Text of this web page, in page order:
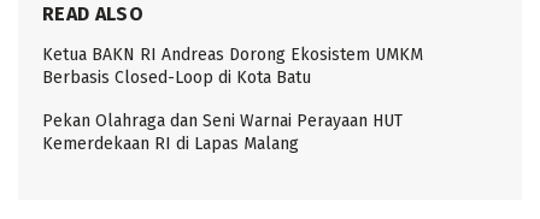
READ ALSO
Ketua BAKN RI Andreas Dorong Ekosistem UMKM
Berbasis Closed-Loop di Kota Batu
Pekan Olahraga dan Seni Warnai Perayaan HUT
Kemerdekaan RI di Lapas Malang